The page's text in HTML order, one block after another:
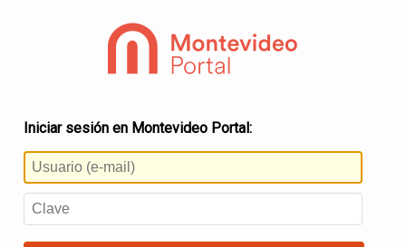
Iniciar sesión en Montevideo Portal: